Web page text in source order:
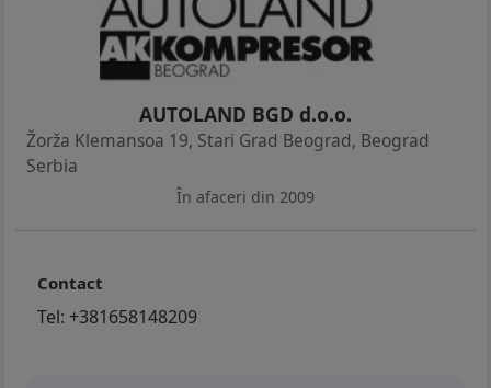
AUTOLAND BGD d.o.o.
Žorža Klemansoa 19, Stari Grad Beograd, Beograd
Serbia
În afaceri din 2009
Contact
Tel: +381658148209